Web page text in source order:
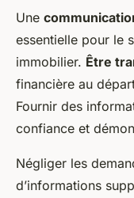
Une
essentielle pour le
immobilier. Être
financière au
Fournir des
confiance et
Négliger les
d’informations